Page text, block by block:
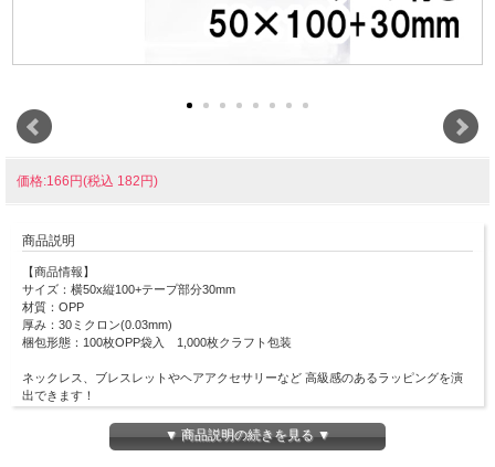
価格:166円(税込 182円)
商品説明
【商品情報】
サイズ：横50x縦100+テープ部分30mm
材質：OPP
厚み：30ミクロン(0.03mm)
梱包形態：100枚OPP袋入 1,000枚クラフト包装
ネックレス、ブレスレットやヘアアクセサリーなど 高級感のあるラッピングを演
出できます！
ワンタッチで封のできるテープ付き。
▼ 商品説明の続きを見る ▼